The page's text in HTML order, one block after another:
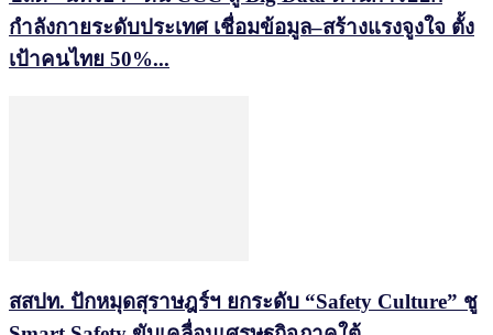
กำลังกายระดับประเทศ เชื่อมข้อมูล–สร้างแรงจูงใจ ตั้ง
เป้าคนไทย 50%...
สสปท. ปักหมุดสุราษฎร์ฯ ยกระดับ “Safety Culture” ชู